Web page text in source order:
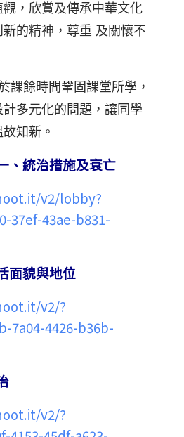
，欣賞及傳承中華文化
的精神，尊重 及關懷不
課餘時間鞏固課堂所學，
多元化的問題，讓同學
知新。
、統治措施及衰亡
v2/lobby?
37ef-43ae-b831-
面貌與地位
v2/?
7a04-4426-b36b-
v2/?